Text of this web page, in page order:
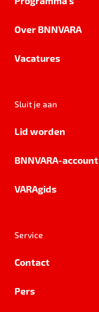
Over BNNVARA
Vacatures
Sluit je aan
Lid worden
BNNVARA-account
VARAgids
Service
Contact
Pers